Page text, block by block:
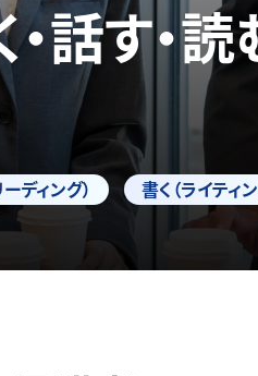
・話す・読
ディング） 書く（ライティン